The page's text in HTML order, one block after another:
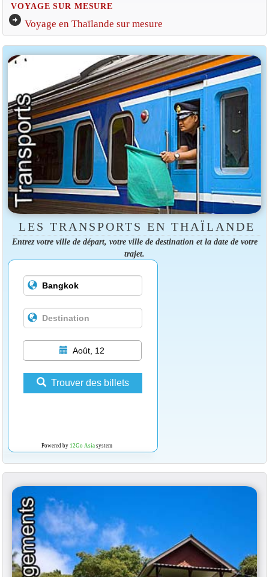
VOYAGE SUR MESURE
arrow_circle_right Voyage en Thaïlande sur mesure
LES TRANSPORTS EN THAÏLANDE
Entrez votre ville de départ, votre ville de destination et la date de votre
trajet.
Août, 12
Trouver des billets
Powered by 12Go Asiasystem